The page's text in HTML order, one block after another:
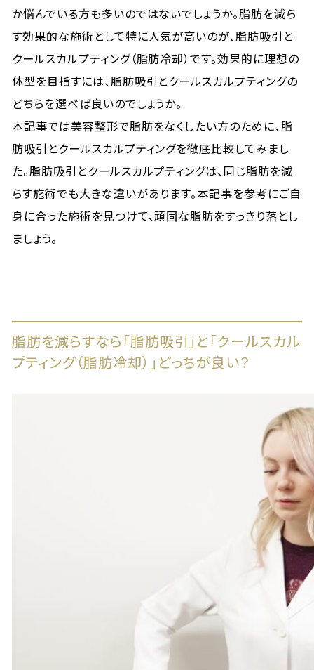
か悩んでいる方も多いのではないでしょうか。脂肪を減ら
す効果的な施術として特に人気が高いのが、脂肪吸引と
クールスカルプティング（脂肪冷却）です。効果的に理想の
体型を目指すには、脂肪吸引とクールスカルプティングの
どちらを選べば良いのでしょうか。
本記事では美容整形で脂肪をなくしたい方のために、脂
肪吸引とクールスカルプティングを徹底比較してみまし
た。脂肪吸引とクールスカルプティングは、同じ脂肪を減
らす施術でも大きな違いがあります。本記事を参考にご自
身に合った施術を見つけて、頑固な脂肪をすっきり落とし
ましょう。
脂肪を減らすなら「脂肪吸引」と「クールスカル
プティング（脂肪冷却）」どっちが良い？